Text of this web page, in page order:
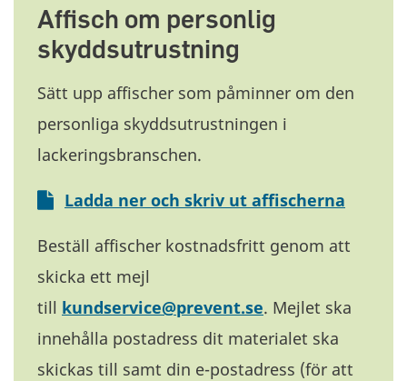
Affisch om personlig
skyddsutrustning
Sätt upp affischer som påminner om den
personliga skyddsutrustningen i
lackeringsbranschen.
Ladda ner och skriv ut affischerna
Beställ affischer kostnadsfritt genom att
skicka ett mejl
till kundservice@prevent.se. Mejlet ska
innehålla postadress dit materialet ska
skickas till samt din e-postadress (för att